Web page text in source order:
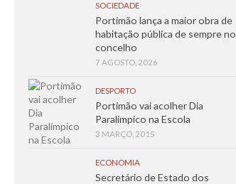
SOCIEDADE
Portimão lança a maior obra de
habitação pública de sempre no
concelho
7 AGOSTO, 2026
DESPORTO
Portimão vai acolher Dia
Paralímpico na Escola
3 MARÇO, 2015
ECONOMIA
Secretário de Estado dos